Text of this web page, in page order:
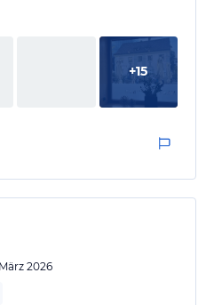
50er Jahre mit grünem
+15
2026